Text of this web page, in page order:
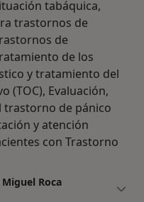
tabáquica,
trastornos de
de
de los
y tratamiento del
(TOC), Evaluación,
de pánico
y atención
con Trastorno
Roca